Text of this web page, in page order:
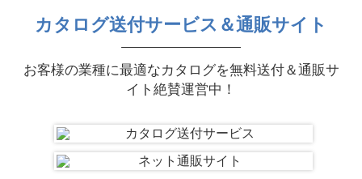
カタログ送付サービス＆通販サイト
お客様の業種に最適なカタログを無料送付＆通販サ
イト絶賛運営中！